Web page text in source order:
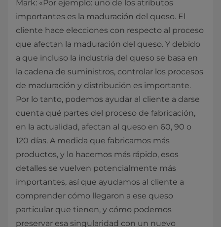
Mark: «Por ejemplo: uno de los atributos
importantes es la maduración del queso. El
cliente hace elecciones con respecto al proceso
que afectan la maduración del queso. Y debido
a que incluso la industria del queso se basa en
la cadena de suministros, controlar los procesos
de maduración y distribución es importante.
Por lo tanto, podemos ayudar al cliente a darse
cuenta qué partes del proceso de fabricación,
en la actualidad, afectan al queso en 60, 90 o
120 días. A medida que fabricamos más
productos, y lo hacemos más rápido, esos
detalles se vuelven potencialmente más
importantes, así que ayudamos al cliente a
comprender cómo llegaron a ese queso
particular que tienen, y cómo podemos
preservar esa singularidad con un nuevo